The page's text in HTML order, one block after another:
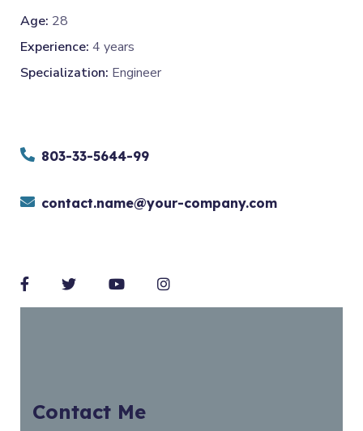
Age: 28
Experience: 4 years
Specialization: Engineer
803-33-5644-99
contact.name@your-company.com
Contact Me